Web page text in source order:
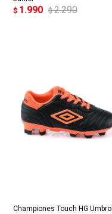
$ 1.990 $ 2.290
Championes Touch HG Umbro